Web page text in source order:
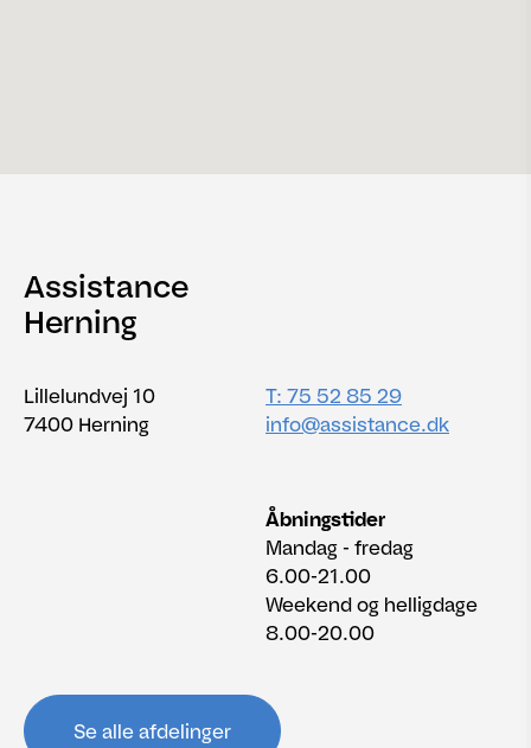
Assistance
Herning
Lillelundvej 10
7400 Herning
T: 75 52 85 29
info@assistance.dk
Åbningstider
Mandag - fredag
6.00-21.00
Weekend og helligdage
8.00-20.00
Se alle afdelinger